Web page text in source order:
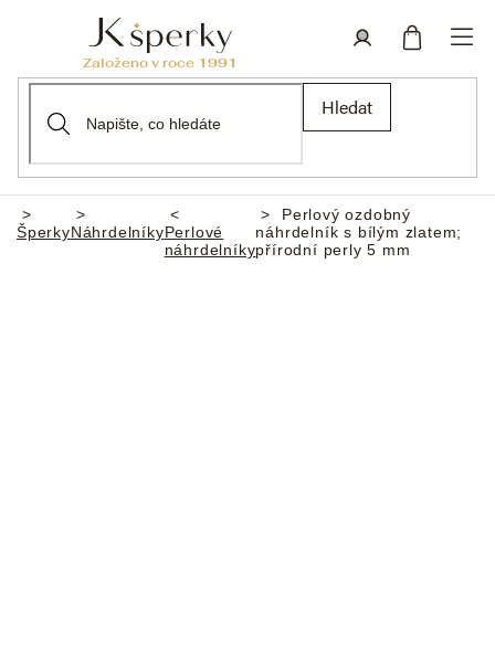
Hledat
Domů
ŠperkyNáhrdelníkyPerlové
náhrdelníky
Perlový ozdobný
náhrdelník s bílým zlatem;
přírodní perly 5 mm